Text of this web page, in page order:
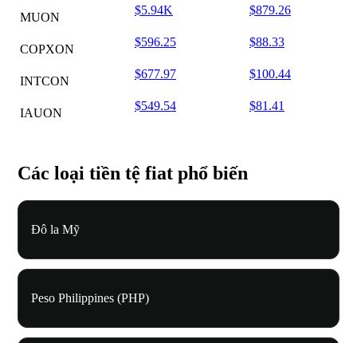
MUON
$5.94K $879.26
COPXON
$596.25 $88.33
INTCON
$677.97 $100.44
IAUON
$549.54 $81.41
Các loại tiền tệ fiat phổ biến
Đô la Mỹ
Peso Philippines (PHP)